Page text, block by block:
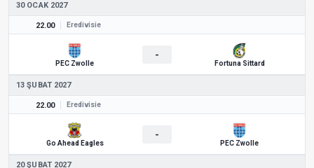
30 OCAK 2027
22.00 Eredivisie
PEC Zwolle
-
Fortuna Sittard
13 ŞUBAT 2027
22.00 Eredivisie
Go Ahead Eagles
-
PEC Zwolle
20 ŞUBAT 2027